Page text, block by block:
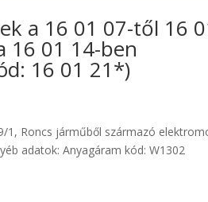
a 16 01 07-től 16
16 01 14-ben
16 01 21*)
1, Roncs járműből származó
adatok: Anyagáram kód: W1302